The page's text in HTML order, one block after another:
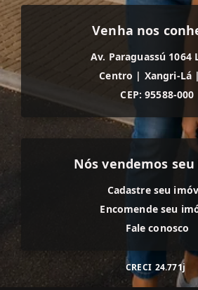
Venha nos
Av. Paraguassú 1064
Centro | Xangri-Lá |
CEP: 95588-000
Nós vendemos
Cadastre seu
Encomende seu
Fale conosco
CRECI 24.771j